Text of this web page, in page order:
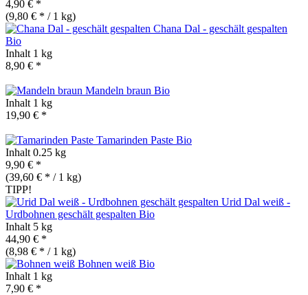
4,90 € *
(9,80 € * / 1 kg)
Chana Dal - geschält gespalten
Bio
Inhalt 1 kg
8,90 € *
Mandeln braun Bio
Inhalt 1 kg
19,90 € *
Tamarinden Paste Bio
Inhalt 0.25 kg
9,90 € *
(39,60 € * / 1 kg)
TIPP!
Urid Dal weiß -
Urdbohnen geschält gespalten Bio
Inhalt 5 kg
44,90 € *
(8,98 € * / 1 kg)
Bohnen weiß Bio
Inhalt 1 kg
7,90 € *